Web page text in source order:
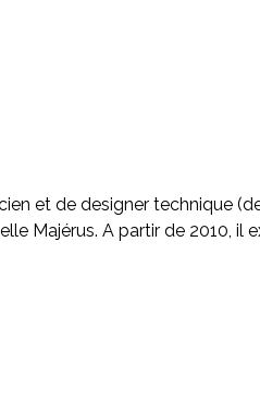
et de designer technique
Majérus. A partir de 2010, il